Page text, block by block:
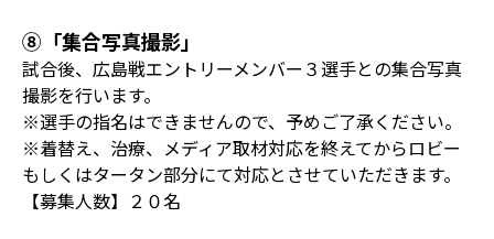
⑧「集合写真撮影」
試合後、広島戦エントリーメンバー３選手との集合写真
撮影を行います。
※選手の指名はできませんので、予めご了承ください。
※着替え、治療、メディア取材対応を終えてからロビー
もしくはタータン部分にて対応とさせていただきます。
【募集人数】２０名